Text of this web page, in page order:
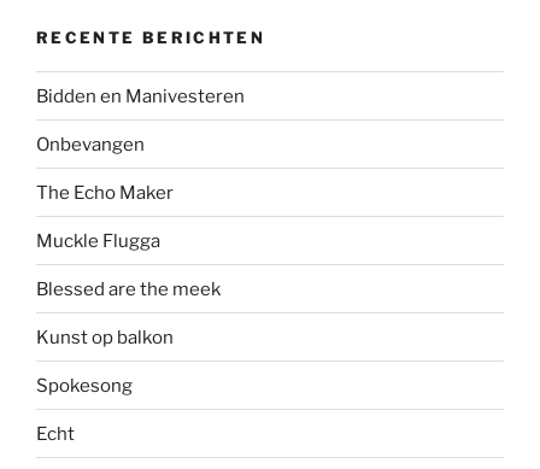
RECENTE BERICHTEN
Bidden en Manivesteren
Onbevangen
The Echo Maker
Muckle Flugga
Blessed are the meek
Kunst op balkon
Spokesong
Echt